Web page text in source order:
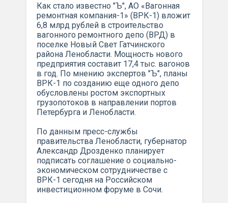
Как стало известно "Ъ", АО «Вагонная
ремонтная компания-1» (ВРК-1) вложит
6,8 млрд рублей в строительство
вагонного ремонтного депо (ВРД) в
поселке Новый Свет Гатчинского
района Ленобласти. Мощность нового
предприятия составит 17,4 тыс. вагонов
в год. По мнению экспертов "Ъ", планы
ВРК-1 по созданию еще одного депо
обусловлены ростом экспортных
грузопотоков в направлении портов
Петербурга и Ленобласти.
По данным пресс-службы
правительства Ленобласти, губернатор
Александр Дрозденко планирует
подписать соглашение о социально-
экономическом сотрудничестве с
ВРК-1 сегодня на Российском
инвестиционном форуме в Сочи.